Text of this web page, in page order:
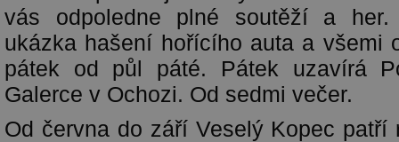
vás odpoledne plné soutěží a her.
ukázka hašení hořícího auta a všemi
pátek od půl páté. Pátek uzavírá
Galerce v Ochozi. Od sedmi večer.
Od června do září Veselý Kopec patří